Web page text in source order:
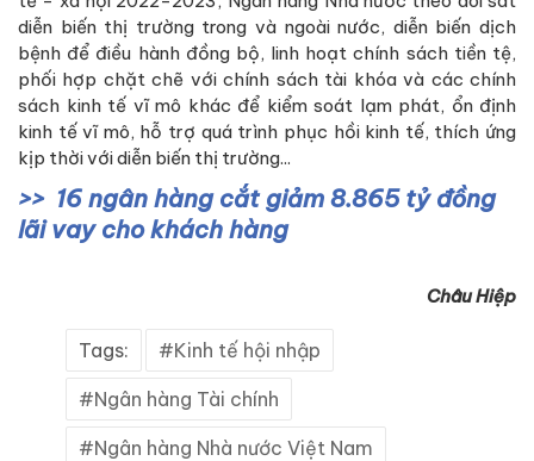
diễn biến thị trường trong và ngoài nước, diễn biến dịch
bệnh để điều hành đồng bộ, linh hoạt chính sách tiền tệ,
phối hợp chặt chẽ với chính sách tài khóa và các chính
sách kinh tế vĩ mô khác để kiểm soát lạm phát, ổn định
kinh tế vĩ mô, hỗ trợ quá trình phục hồi kinh tế, thích ứng
kịp thời với diễn biến thị trường...
16 ngân hàng cắt giảm 8.865 tỷ đồng
lãi vay cho khách hàng
Châu Hiệp
Tags: Kinh tế hội nhập
Ngân hàng Tài chính
Ngân hàng Nhà nước Việt Nam